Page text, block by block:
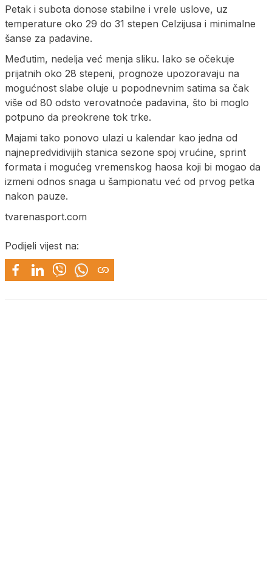
Petak i subota donose stabilne i vrele uslove, uz
temperature oko 29 do 31 stepen Celzijusa i minimalne
šanse za padavine.
Međutim, nedelja već menja sliku. Iako se očekuje
prijatnih oko 28 stepeni, prognoze upozoravaju na
mogućnost slabe oluje u popodnevnim satima sa čak
više od 80 odsto verovatnoće padavina, što bi moglo
potpuno da preokrene tok trke.
Majami tako ponovo ulazi u kalendar kao jedna od
najnepredvidivijih stanica sezone spoj vrućine, sprint
formata i mogućeg vremenskog haosa koji bi mogao da
izmeni odnos snaga u šampionatu već od prvog petka
nakon pauze.
tvarenasport.com
Podijeli vijest na: